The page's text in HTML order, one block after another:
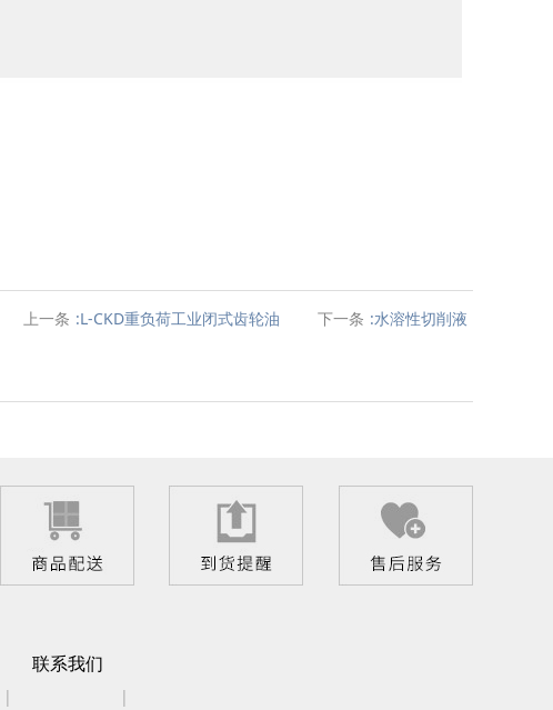
上一条 :L-CKD重负荷工业闭式齿轮油 下一条 :水溶性切削液
|
联系我们
|